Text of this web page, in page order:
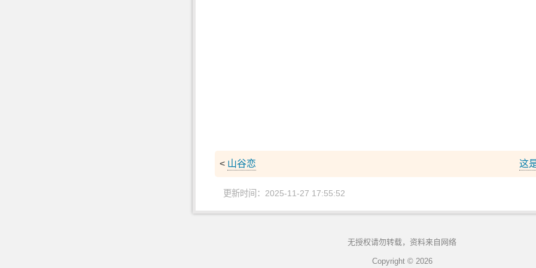
< 山谷恋 这
更新时间：2025-11-27 17:55:52
无授权请勿转载，资料来自网络
Copyright © 2026